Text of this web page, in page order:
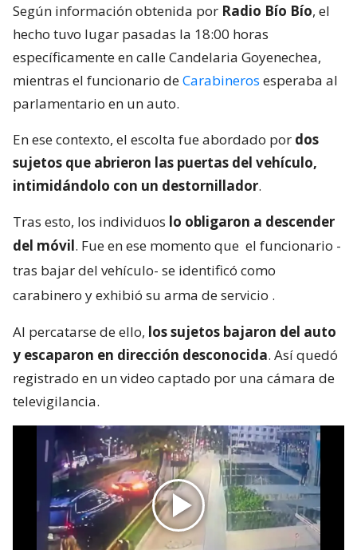
Según información obtenida por Radio Bío Bío, el
hecho tuvo lugar pasadas la 18:00 horas
específicamente en calle Candelaria Goyenechea,
mientras el funcionario deCarabineros esperaba al
parlamentario en un auto.
En ese contexto, el escolta fue abordado por dos
sujetos que abrieron las puertas del vehículo,
intimidándolo con un destornillador.
Tras esto, los individuos lo obligaron a descender
del móvil. Fue en ese momento que el funcionario -
tras bajar del vehículo- se identificó como
carabinero y exhibió su arma de servicio .
Al percatarse de ello, los sujetos bajaron del auto
y escaparon en dirección desconocida. Así quedó
registrado en un video captado por una cámara de
televigilancia.